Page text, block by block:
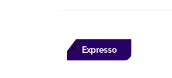
Expresso